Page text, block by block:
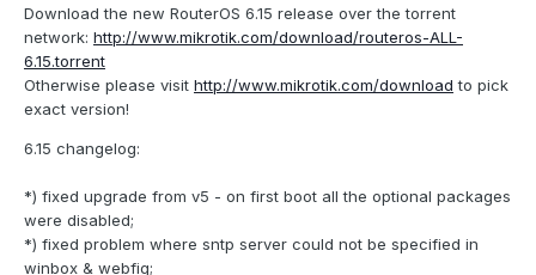
Download the new RouterOS 6.15 release over the torrent
network: http://www.mikrotik.com/download/routeros-ALL-
6.15.torrent
Otherwise please visit http://www.mikrotik.com/download to pick
exact version!
6.15 changelog:
*) fixed upgrade from v5 - on first boot all the optional packages
were disabled;
*) fixed problem where sntp server could not be specified in
winbox & webfig;